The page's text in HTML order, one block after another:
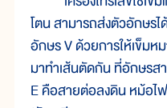
โตน สามารถส่งตัวอักษร
อักษร V ด้วยการให้เข็มห
มาทำเส้นตัดกัน ที่อักษรส
E คือสายต่อลงดิน หม้อไ